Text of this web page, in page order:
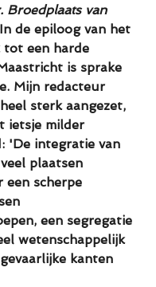
Broedplaats van
de epiloog van het
tot een harde
is sprake
Mijn redacteur
sterk aangezet,
ietsje milder
'De integratie van
plaatsen
een scherpe
een segregatie
wetenschappelijk
kanten